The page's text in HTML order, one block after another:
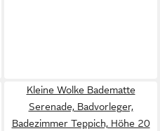
Kleine Wolke Badematte
Serenade, Badvorleger,
Badezimmer Teppich, Höhe 20